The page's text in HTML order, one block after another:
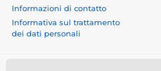
Informazioni di contatto
Informativa sul trattamento
dei dati personali